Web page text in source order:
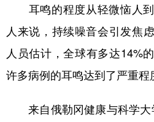
北京 天津
耳鸣的程度从轻微恼人到
人来说，持续噪音会引发焦
人员估计，全球有多达14%
许多病例的耳鸣达到了严重程
来自俄勒冈健康与科学大